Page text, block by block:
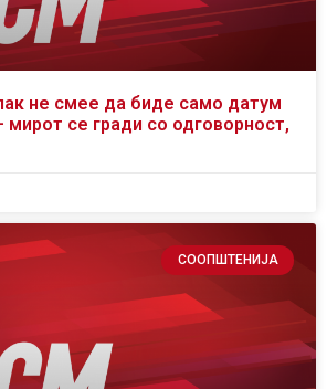
не смее да биде само датум
мирот се гради со одговорност,
СООПШТЕНИЈА